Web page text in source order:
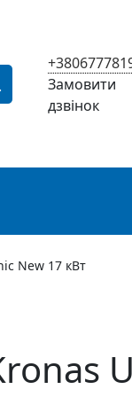
Замовити
дзвінок
New 17 кВт